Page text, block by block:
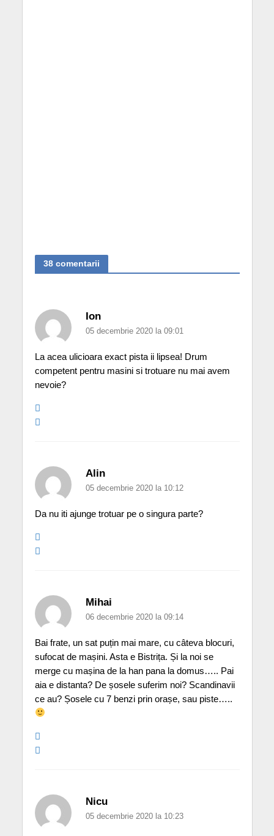
38 comentarii
Ion
05 decembrie 2020 la 09:01
La acea ulicioara exact pista ii lipsea! Drum
competent pentru masini si trotuare nu mai avem
nevoie?
Alin
05 decembrie 2020 la 10:12
Da nu iti ajunge trotuar pe o singura parte?
Mihai
06 decembrie 2020 la 09:14
Bai frate, un sat puțin mai mare, cu câteva blocuri,
sufocat de mașini. Asta e Bistrița. Și la noi se
merge cu mașina de la han pana la domus….. Pai
aia e distanta? De șosele suferim noi? Scandinavii
ce au? Șosele cu 7 benzi prin orașe, sau piste…..
Nicu
05 decembrie 2020 la 10:23